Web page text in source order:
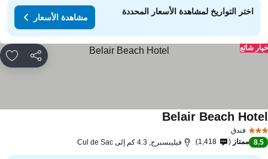
اختر التواريخ لمشاهدة الأسعار المحددة
مشاهدة الأسعار
مشاركة
شائع
فندق
Belair Beach
8.5 ممتاز 1,418 فيليبسبرج, 4.3 كم إلى Cul de Sac